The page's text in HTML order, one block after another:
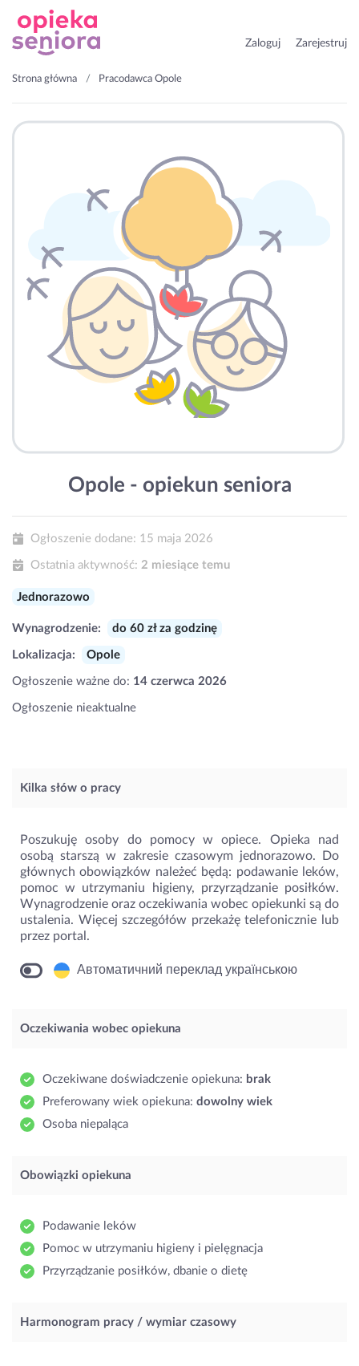
Zaloguj Zarejestruj
Strona główna Pracodawca Opole
Opole - opiekun seniora
Ogłoszenie dodane: 15 maja 2026
Ostatnia aktywność: 2 miesiące temu
Jednorazowo
Wynagrodzenie: do 60 zł za godzinę
Lokalizacja: Opole
Ogłoszenie ważne do: 14 czerwca 2026
Ogłoszenie nieaktualne
Kilka słów o pracy
Poszukuję osoby do pomocy w opiece. Opieka nad
osobą starszą w zakresie czasowym jednorazowo. Do
głównych obowiązków należeć będą: podawanie leków,
pomoc w utrzymaniu higieny, przyrządzanie posiłków.
Wynagrodzenie oraz oczekiwania wobec opiekunki są do
ustalenia. Więcej szczegółów przekażę telefonicznie lub
przez portal.
Автоматичний переклад українською
Oczekiwania wobec opiekuna
Oczekiwane doświadczenie opiekuna: brak
Preferowany wiek opiekuna: dowolny wiek
Osoba niepaląca
Obowiązki opiekuna
Podawanie leków
Pomoc w utrzymaniu higieny i pielęgnacja
Przyrządzanie posiłków, dbanie o dietę
Harmonogram pracy / wymiar czasowy